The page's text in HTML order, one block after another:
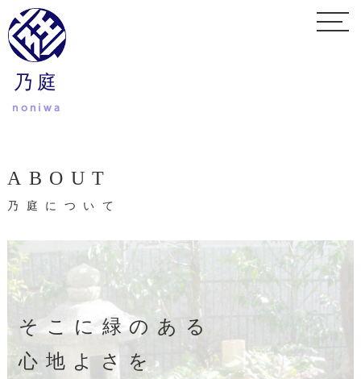
乃庭
noniwa
ABOUT
乃庭について
そこに緑のある
心地よさを